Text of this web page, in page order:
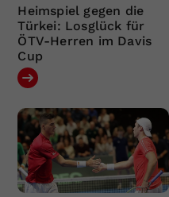
Heimspiel gegen die
Türkei: Losglück für
ÖTV-Herren im Davis
Cup